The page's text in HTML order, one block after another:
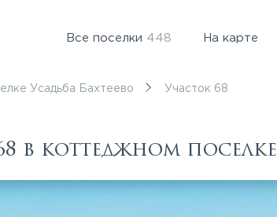
Все поселки 448 На карте
Усадьба Бахтеево Участок 68
в коттеджном поселке